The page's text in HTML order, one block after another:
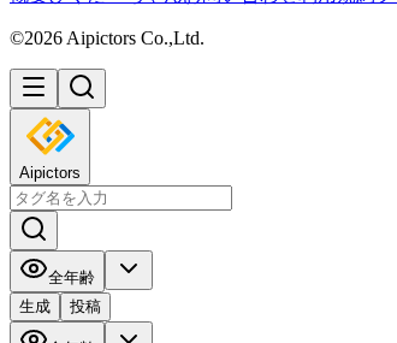
©2026 Aipictors Co.,Ltd.
Aipictors
全年齢
生成
投稿